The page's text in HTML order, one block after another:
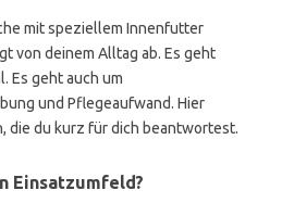
mit speziellem Innenfutter
von deinem Alltag ab. Es geht
Es geht auch um
und Pflegeaufwand. Hier
die du kurz für dich beantwortest.
Einsatzumfeld?